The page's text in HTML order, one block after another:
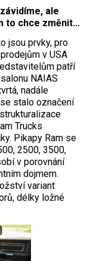
ale
to chce změnit...
jsou prvky, pro
v USA
patří
NAIAS
nadále
stalo označení
Trucks
Pikapy Ram se
2500, 3500,
v porovnání
dojmem.
variant
délky ložné